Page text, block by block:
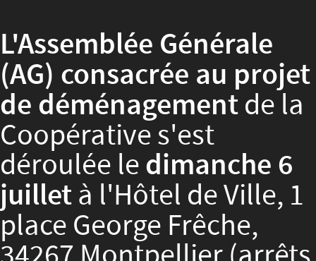
L'Assemblée Générale
(AG) consacrée au projet
de déménagementde la
Coopérative s'est
déroulée ledimanche 6
juilletà l'Hôtel de Ville, 1
place George Frêche,